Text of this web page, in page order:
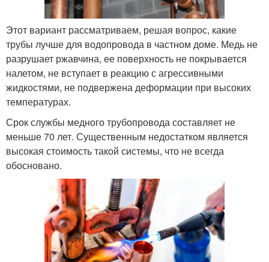
Этот вариант рассматриваем, решая вопрос, какие
трубы лучше для водопровода в частном доме. Медь не
разрушает ржавчина, ее поверхность не покрывается
налетом, не вступает в реакцию с агрессивными
жидкостями, не подвержена деформации при высоких
температурах.
Срок службы медного трубопровода составляет не
меньше 70 лет. Существенным недостатком является
высокая стоимость такой системы, что не всегда
обосновано.